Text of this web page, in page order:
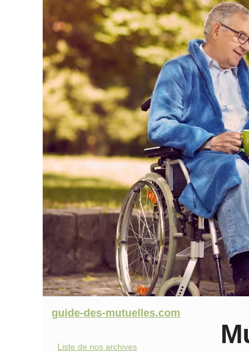
guide-des-mutuelles.com
Liste de nos archives